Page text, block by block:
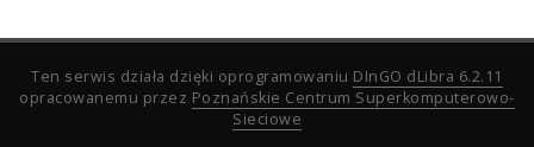
Ten serwis działa dzięki oprogramowaniu DInGO dLibra 6.2.11
opracowanemu przez Poznańskie Centrum Superkomputerowo-
Sieciowe